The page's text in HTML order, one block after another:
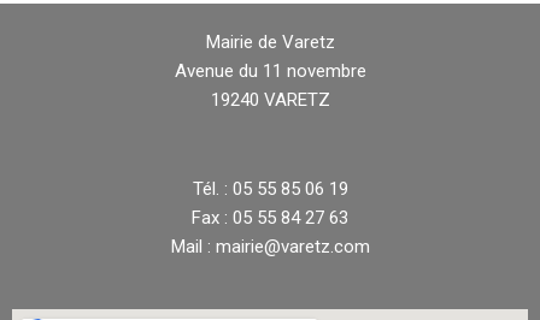
Mairie de Varetz
Avenue du 11 novembre
19240 VARETZ
Tél. : 05 55 85 06 19
Fax : 05 55 84 27 63
Mail : mairie@varetz.com